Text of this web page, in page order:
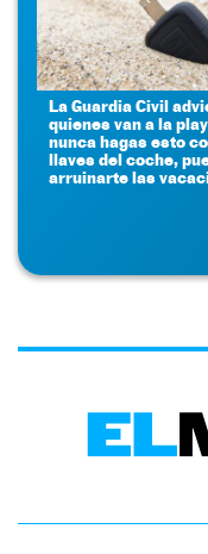
La Guardia Civil
quienes van a la
nunca hagas esto
llaves del coche,
arruinarte las